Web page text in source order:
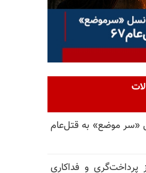
«سر موضع» به قتل‌عام
پرداخت‌گری و فداکاری